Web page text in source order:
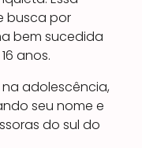
a
g
r
a
m
busca por
bem sucedida
anos.
adolescência,
seu nome e
do sul do